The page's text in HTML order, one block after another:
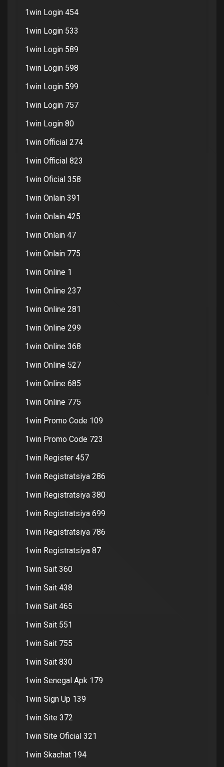
1win Login 454
1win Login 533
1win Login 589
1win Login 598
1win Login 599
1win Login 757
1win Login 80
1win Official 274
1win Official 823
1win Oficial 358
1win Onlain 391
1win Onlain 425
1win Onlain 47
1win Onlain 775
1win Online 1
1win Online 237
1win Online 281
1win Online 299
1win Online 368
1win Online 527
1win Online 685
1win Online 775
1win Promo Code 109
1win Promo Code 723
1win Register 457
1win Registratsiya 286
1win Registratsiya 380
1win Registratsiya 699
1win Registratsiya 786
1win Registratsiya 87
1win Sait 360
1win Sait 438
1win Sait 465
1win Sait 551
1win Sait 755
1win Sait 830
1win Senegal Apk 179
1win Sign Up 139
1win Site 372
1win Site Oficial 321
1win Skachat 194